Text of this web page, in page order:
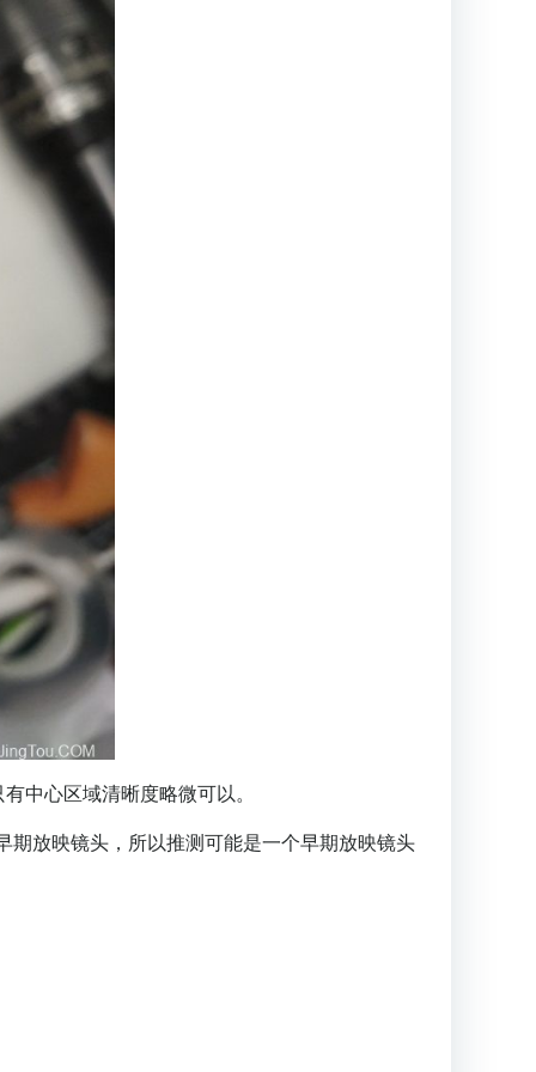
中心区域清晰度略微可以。
放映镜头，所以推测可能是一个早期放映镜头